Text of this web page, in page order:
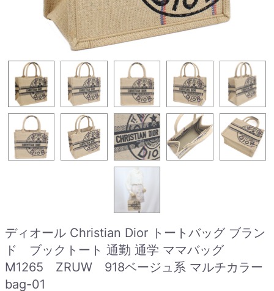
ディオール Christian Dior トートバッグ ブラン
ド ブックトート 通勤 通学 ママバッグ
M1265 ZRUW 918ベージュ系 マルチカラー
bag-01